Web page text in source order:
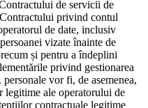
de servicii de
privind contul
de date, inclusiv
vizate înainte de
și pentru a îndeplini
privind gestionarea
vor fi, de asemenea,
legitime ale operatorului de
contractuale legitime